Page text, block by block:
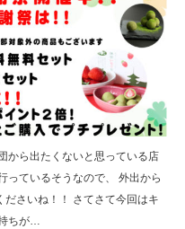
から出たくないと思っている店
っているそうなので、 外出から
さいね！！ さてさて今回はキ
ちが…